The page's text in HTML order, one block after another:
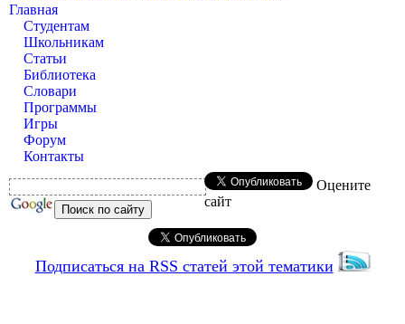
Главная
Студентам
Школьникам
Статьи
Библиотека
Словари
Программы
Игры
Форум
Контакты
Оцените
сайт
Подписаться на RSS статей этой тематики